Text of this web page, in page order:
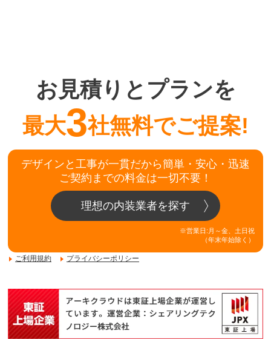
お見積りとプランを
最大3社無料でご提案!
デザインと工事が一貫だから簡単・安心・迅速
ご契約までの料金は一切不要！
理想の内装業者を探す
※営業日:月～金、土日祝
（年末年始除く）
ご利用規約 プライバシーポリシー